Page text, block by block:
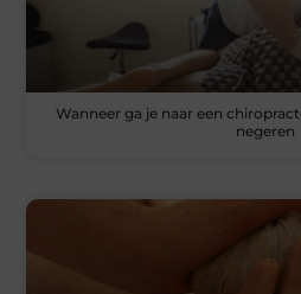
Wanneer ga je naar een
negeren